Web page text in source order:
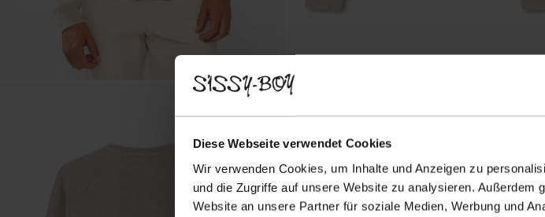
Diese Webseite verwendet Cookies
Wir verwenden Cookies, um Inhalte und Anzeigen zu
und die Zugriffe auf unsere Website zu analysieren. Außerdem
Website an unsere Partner für soziale Medien, Werbung und